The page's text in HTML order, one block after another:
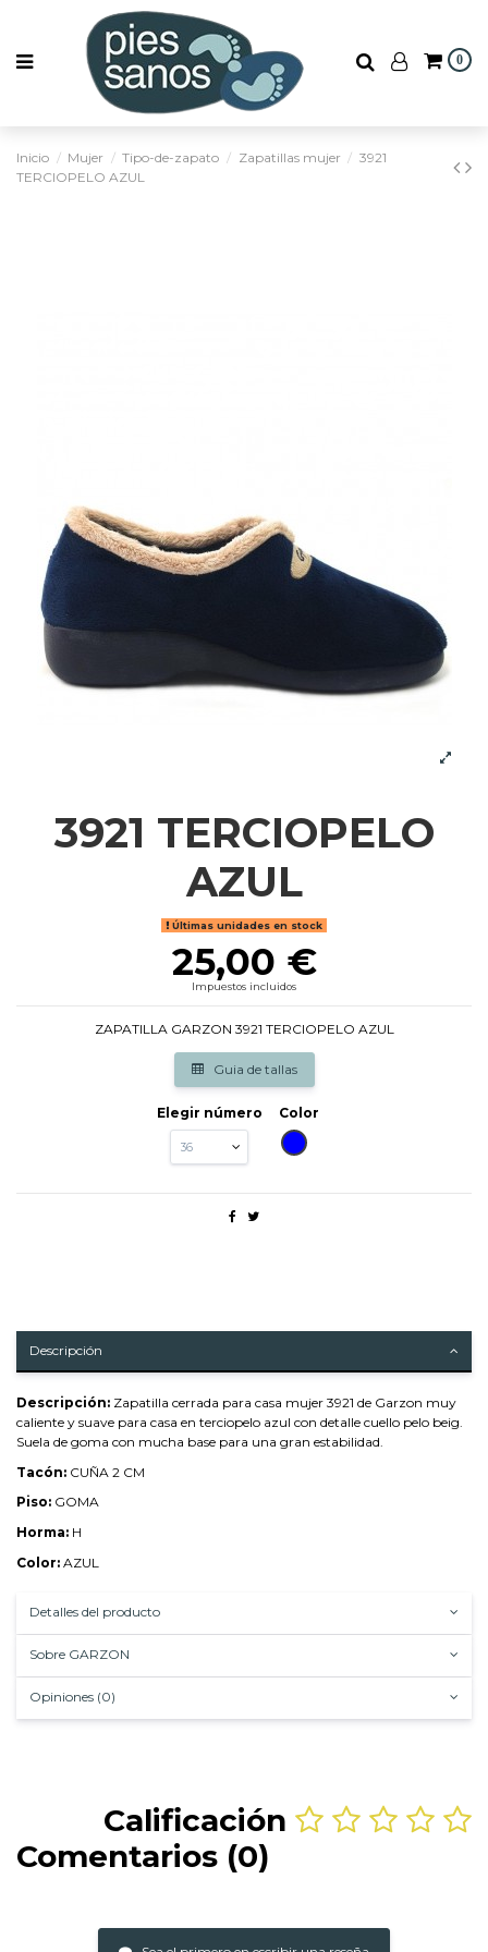
0
Inicio Mujer Tipo-de-zapato Zapatillas mujer
3921
TERCIOPELO AZUL
3921 TERCIOPELO
AZUL
Últimas unidades en stock
25,00 €
Impuestos incluidos
ZAPATILLA GARZON 3921 TERCIOPELO AZUL
Guia de tallas
Elegir número
Color
AZUL
Descripción
Descripción: Zapatilla cerrada para casa mujer 3921 de Garzon muy
caliente y suave para casa en terciopelo azul con detalle cuello pelo beig.
Suela de goma con mucha base para una gran estabilidad.
Tacón: CUÑA 2 CM
Piso: GOMA
Horma: H
Color: AZUL
Detalles del producto
Sobre GARZON
Opiniones (0)
Calificación
Comentarios (0)